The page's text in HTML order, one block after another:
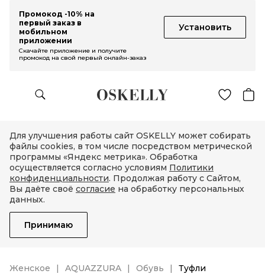
Промокод -10% на
первый заказ в
мобильном
приложении
Установить
Скачайте приложение и получите
промокод на свой первый онлайн-заказ
Для улучшения работы сайт OSKELLY может собирать
файлы cookies, в том числе посредством метрической
программы «Яндекс метрика». Обработка
осуществляется согласно условиям Политики
конфиденциальности. Продолжая работу с Сайтом,
Вы даёте своё согласие на обработку персональных
данных.
Принимаю
Женское AQUAZZURA Обувь Туфли